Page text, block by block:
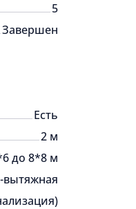
5
Завершен
Есть
2 м
до 8*8 м